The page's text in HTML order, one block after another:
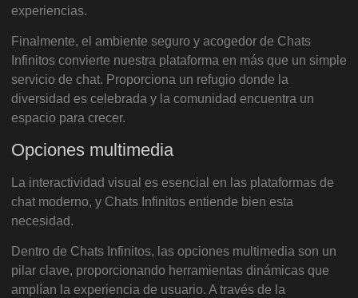
experiencias.
Finalmente, el ambiente seguro y acogedor de Chats
Infinitos convierte nuestra plataforma en más que un simple
servicio de chat. Proporciona un refugio donde la
diversidad es celebrada y la comunidad encuentra un
espacio para crecer.
Opciones multimedia
La interactividad visual es esencial en las plataformas de
chat moderno, y Chats Infinitos entiende bien esta
necesidad.
Dentro de Chats Infinitos, las opciones multimedia son un
pilar clave, proporcionando herramientas dinámicas que
amplían la experiencia de usuario. A través de la